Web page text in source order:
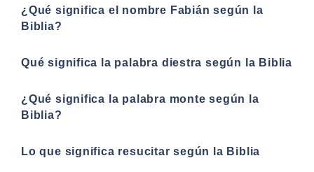
¿Qué significa el nombre Fabián según la
Biblia?
Qué significa la palabra diestra según la Biblia
¿Qué significa la palabra monte según la
Biblia?
Lo que significa resucitar según la Biblia